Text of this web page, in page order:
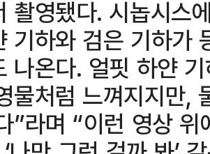
촬영됐다. 시놉시스
기하와 검은 기하가
나온다. 얼핏 하얀
물처럼 느껴지지만,
”라며 “이런 영상 위